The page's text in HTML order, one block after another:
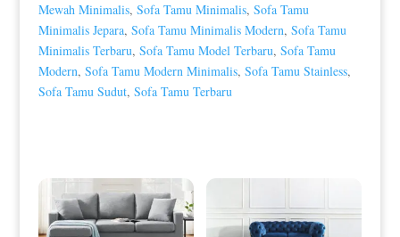
Mewah Minimalis, Sofa Tamu Minimalis, Sofa Tamu
Minimalis Jepara, Sofa Tamu Minimalis Modern, Sofa Tamu
Minimalis Terbaru, Sofa Tamu Model Terbaru, Sofa Tamu
Modern, Sofa Tamu Modern Minimalis, Sofa Tamu Stainless,
Sofa Tamu Sudut, Sofa Tamu Terbaru